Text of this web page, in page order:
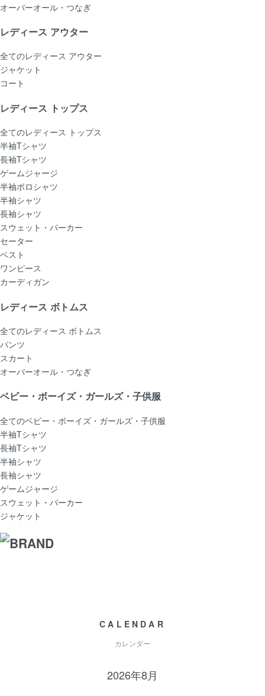
オーバーオール・つなぎ
レディース アウター
全てのレディース アウター
ジャケット
コート
レディース トップス
全てのレディース トップス
半袖Tシャツ
長袖Tシャツ
ゲームジャージ
半袖ポロシャツ
半袖シャツ
長袖シャツ
スウェット・パーカー
セーター
ベスト
ワンピース
カーディガン
レディース ボトムス
全てのレディース ボトムス
パンツ
スカート
オーバーオール・つなぎ
ベビー・ボーイズ・ガールズ・子供服
全てのベビー・ボーイズ・ガールズ・子供服
半袖Tシャツ
長袖Tシャツ
半袖シャツ
長袖シャツ
ゲームジャージ
スウェット・パーカー
ジャケット
CALENDAR
カレンダー
2026年8月